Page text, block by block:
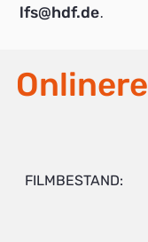
lfs@hdf.de.
FILMBESTAND: